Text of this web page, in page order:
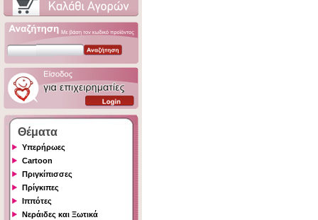
Θέματα
Υπερήρωες
Cartoon
Πριγκίπισσες
Πρίγκιπες
Ιππότες
Νεράιδες και Ξωτικά